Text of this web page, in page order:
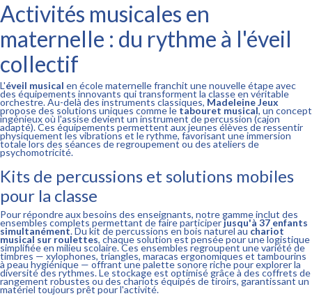
Activités musicales en
maternelle : du rythme à l'éveil
collectif
L'éveil musical en école maternelle franchit une nouvelle étape avec
des équipements innovants qui transforment la classe en véritable
orchestre. Au-delà des instruments classiques, Madeleine Jeux
propose des solutions uniques comme le tabouret musical, un concept
ingénieux où l'assise devient un instrument de percussion (cajon
adapté). Ces équipements permettent aux jeunes élèves de ressentir
physiquement les vibrations et le rythme, favorisant une immersion
totale lors des séances de regroupement ou des ateliers de
psychomotricité.
Kits de percussions et solutions mobiles
pour la classe
Pour répondre aux besoins des enseignants, notre gamme inclut des
ensembles complets permettant de faire participerjusqu'à 37 enfants
simultanément. Du kit de percussions en bois naturel au chariot
musical sur roulettes, chaque solution est pensée pour une logistique
simplifiée en milieu scolaire. Ces ensembles regroupent une variété de
timbres — xylophones, triangles, maracas ergonomiques et tambourins
à peau hygiénique — offrant une palette sonore riche pour explorer la
diversité des rythmes. Le stockage est optimisé grâce à des coffrets de
rangement robustes ou des chariots équipés de tiroirs, garantissant un
matériel toujours prêt pour l'activité.